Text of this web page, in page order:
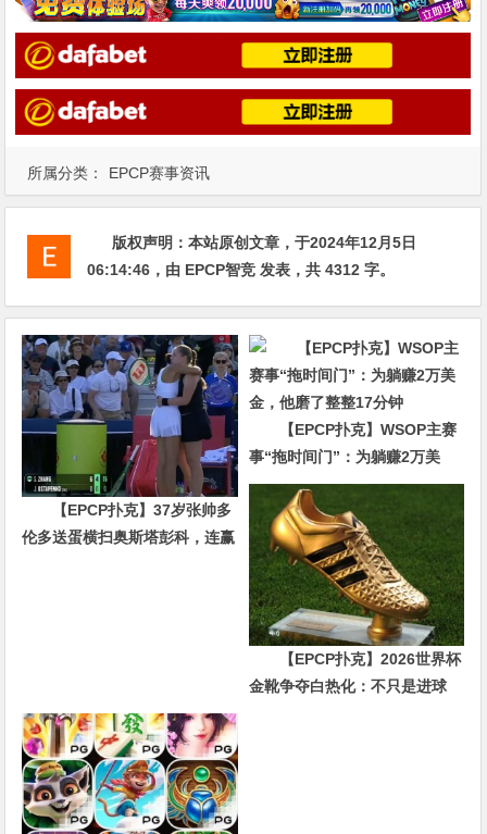
所属分类： EPCP赛事资讯
版权声明：本站原创文章，于2024年12月5日
06:14:46 ，由 EPCP智竞 发表，共 4312 字。
【EPCP扑克】37岁张帅多
伦多送蛋横扫奥斯塔彭科，连赢
【EPCP扑克】WSOP主赛
事“拖时间门”：为躺赚2万美
金，他磨了整整17分钟
【EPCP扑克】2026世界杯
金靴争夺白热化：不只是进球